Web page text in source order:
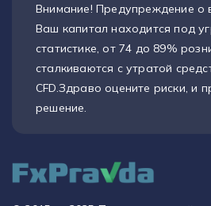
Внимание! Предупреждение о
Ваш капитал находится под
статистике, от 74 до 89%
сталкиваются с утратой
CFD.Здраво оцените риски, и
решение.